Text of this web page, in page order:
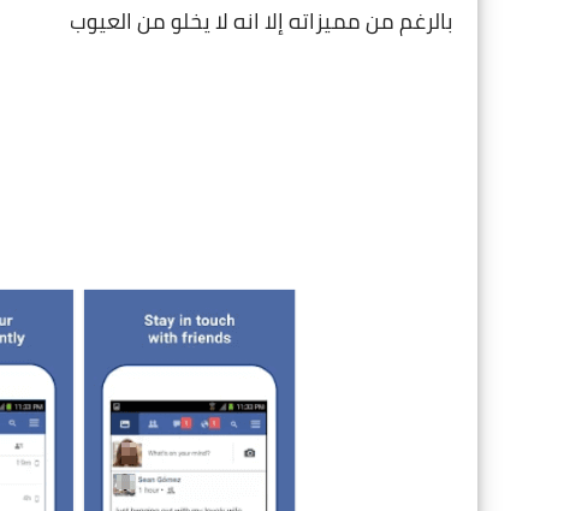
بالرغم من مميزاته إلا انه لا يخلو من العيوب